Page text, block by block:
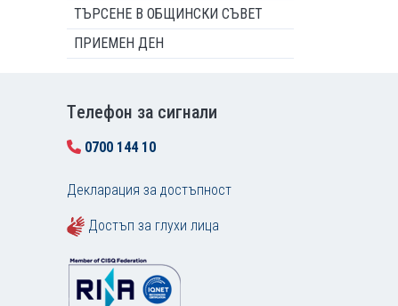
ТЪРСЕНЕ В ОБЩИНСКИ СЪВЕТ
ПРИЕМЕН ДЕН
Tелефон за сигнали
0700 144 10
Декларация за достъпност
Достъп за глухи лица